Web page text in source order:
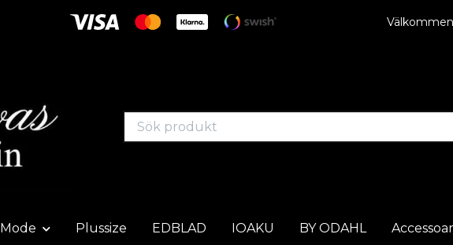
Mode Plussize EDBLAD IOAKU BY ODAHL